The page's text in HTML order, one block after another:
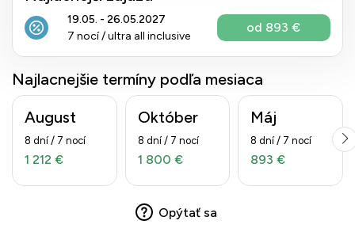
19.05. - 26.05.2027
7 nocí / ultra all inclusive
od 893 €
Najlacnejšie termíny podľa mesiaca
August
8 dní / 7 nocí
1 212 €
Október
8 dní / 7 nocí
1 800 €
Máj
8 dní / 7 nocí
893 €
Opýtať sa